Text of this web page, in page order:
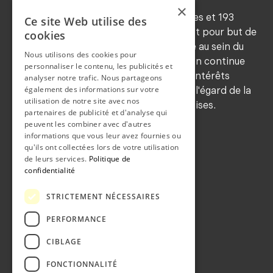
Forte d'environ 545 membres ordinaires et 193
honoraires (2024), la SNM a notamment pour but de
maintenir les traditions de déontologie au sein du
corps médical, de favoriser la formation continue
de ses membres, de sauvegarder leurs intérêts
professionnels et de les représenter à l'égard de la
population et des autorités neuchâteloises.
CONTACT
Téléphone:
Fax:
032 863 16 19
Email:
COORDONNEES
Grand-rue 36b
2108 Couvet
×
Ce site Web utilise des
cookies
Nous utilisons des cookies pour
personnaliser le contenu, les publicités et
analyser notre trafic. Nous partageons
également des informations sur votre
utilisation de notre site avec nos
partenaires de publicité et d'analyse qui
peuvent les combiner avec d'autres
informations que vous leur avez fournies ou
qu'ils ont collectées lors de votre utilisation
de leurs services. Politique de
confidentialité
STRICTEMENT NÉCESSAIRES
PERFORMANCE
CIBLAGE
FONCTIONNALITÉ